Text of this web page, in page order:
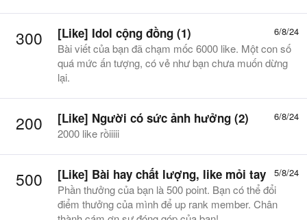
300 6/8/24
[Like] Idol cộng đồng (1)
Bài viết của bạn đã chạm mốc 6000 like. Một con số
quá mức ấn tượng, có vẻ như bạn chưa muốn dừng
lại.
200 6/8/24
[Like] Người có sức ảnh hưởng (2)
2000 like rồiiiii
500 5/8/24
[Like] Bài hay chất lượng, like mỏi tay
Phần thưởng của bạn là 500 point. Bạn có thể đổi
điểm thưởng của mình để up rank member. Chân